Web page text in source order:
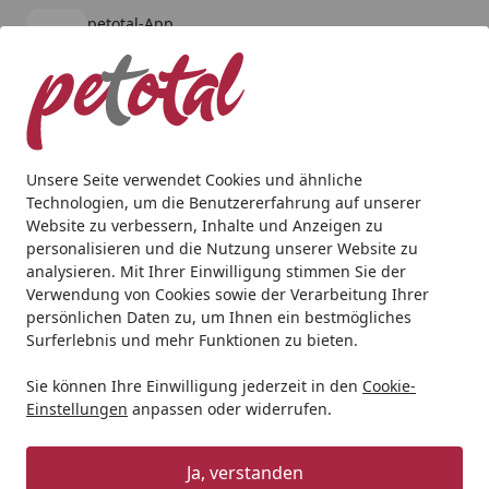
Unsere Seite verwendet Cookies und ähnliche
Technologien, um die Benutzererfahrung auf unserer
Website zu verbessern, Inhalte und Anzeigen zu
personalisieren und die Nutzung unserer Website zu
analysieren. Mit Ihrer Einwilligung stimmen Sie der
Verwendung von Cookies sowie der Verarbeitung Ihrer
persönlichen Daten zu, um Ihnen ein bestmögliches
Surferlebnis und mehr Funktionen zu bieten.
Sie können Ihre Einwilligung jederzeit in den Cookie-
Einstellungen anpassen oder widerrufen.
Ja, verstanden
petotal-App
kostenlos - Im App Store
Alle Produkte
Mein Konto
Suchen
Startseite
Geschenkideen Geschenkideen für Hunde
flexi New NEON Gurt 5m
schwarz/neongelb Roll-Leine für
Hunde